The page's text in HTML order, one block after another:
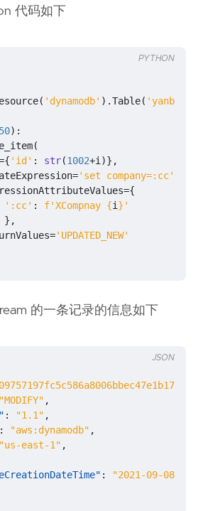
代码如下
( 'dynamodb' ) .Table( 'yanbin-
50):
(
{ 'id' : str(1002+i )},
='set company=:cc'
={
':cc' : f'XCompnay {i } '
},
='UPDATED_NEW'
PYTHON
的一条记录的信息如下
"MODIFY" ,
: "1.1" ,
: "aws:dynamodb" ,
"us-east-1" ,
:
"2021-09-
JSON